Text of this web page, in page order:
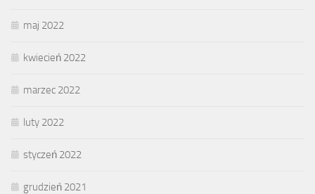
maj 2022
kwiecień 2022
marzec 2022
luty 2022
styczeń 2022
grudzień 2021